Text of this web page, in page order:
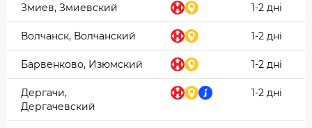
Змиев, Змиевский 1-2 дні
Волчанск, Волчанский 1-2 дні
Барвенково, Изюмский 1-2 дні
Дергачи,
Дергачевский
1-2 дні